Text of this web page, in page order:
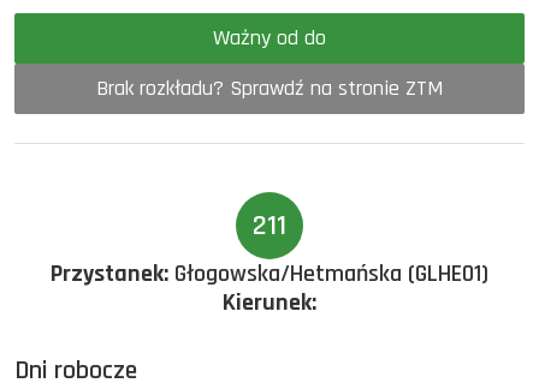
Ważny od do
Brak rozkładu? Sprawdź na stronie ZTM
211
Przystanek: Głogowska/Hetmańska (GLHE01)
Kierunek:
Dni robocze